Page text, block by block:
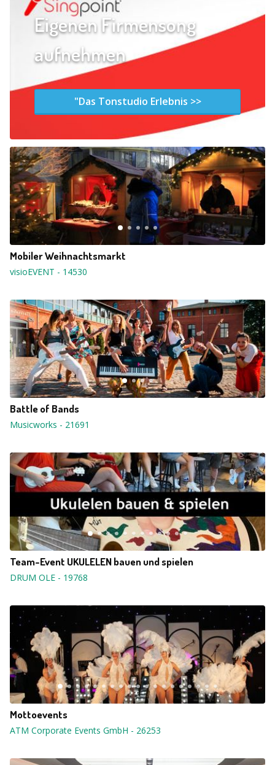
Eigenen Firmensong
aufnehmen
"Das Tonstudio Erlebnis >>
Mobiler Weihnachtsmarkt
visioEVENT - 14530
Battle of Bands
Musicworks - 21691
Team-Event UKULELEN bauen und spielen
DRUM OLE - 19768
Mottoevents
ATM Corporate Events GmbH - 26253